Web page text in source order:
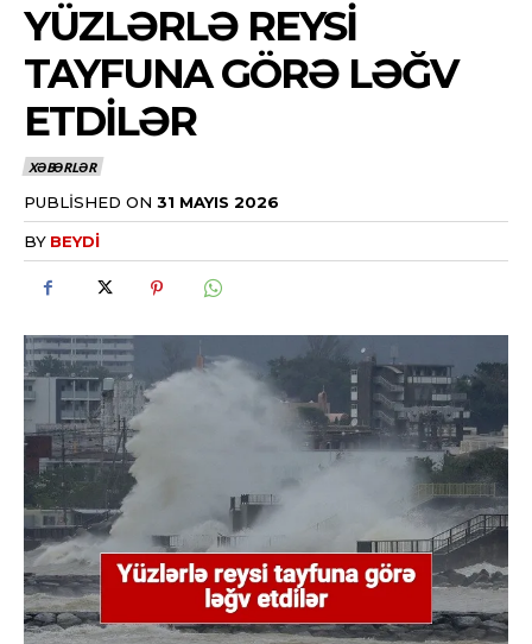
YÜZLƏRLƏ REYSI
TAYFUNA GÖRƏ LƏĞV
ETDILƏR
XƏBƏRLƏR
PUBLISHED ON 31 MAYIS 2026
BY BEYDI